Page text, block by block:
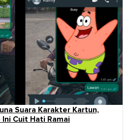
Suara Karakter Kartun,
Cuit Hati Ramai